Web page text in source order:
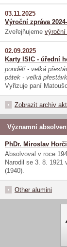
03.11.2025
Výroční zpráva
Zveřejňujeme výroční
02.09.2025
Karty ISIC - úřední
pondělí - velká
pátek - velká
Vyřizuje paní
Zobrazit archiv
Významní
PhDr. Miroslav
Absolvoval v roce
Narodil se 3. 8. 1921
(1940).
Other alumini